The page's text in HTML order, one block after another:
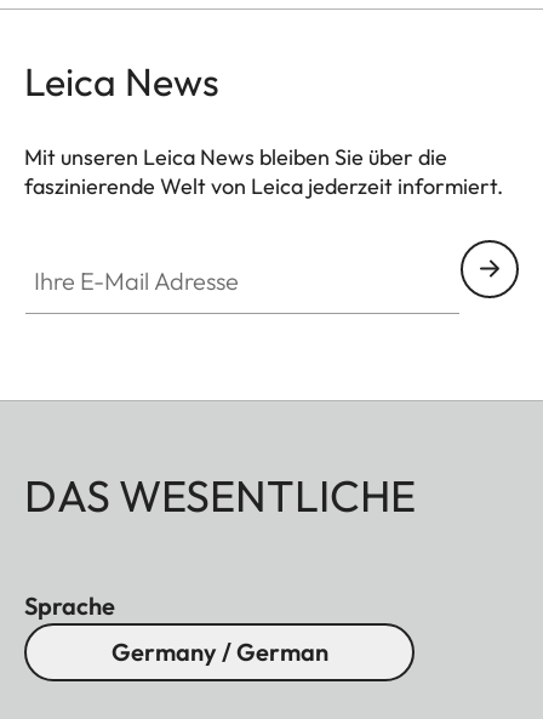
Leica News
Mit unseren Leica News bleiben Sie über die
faszinierende Welt von Leica jederzeit informiert.
DAS WESENTLICHE
Sprache
Germany / German